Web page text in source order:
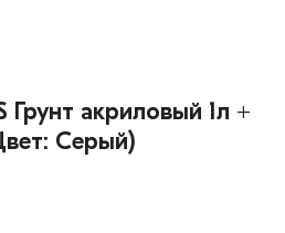
Грунт акриловый 1л +
Серый)